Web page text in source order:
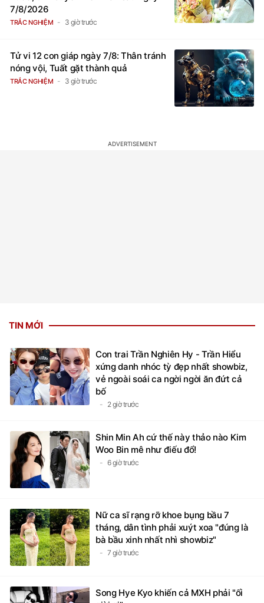
TRẮC NGHIỆM 3 giờ trước
vẻ ngoài soái ca ngời ngời ăn đứt cả
bố
2 giờ trước
6 giờ trước
bà bầu xinh nhất nhì showbiz"
7 giờ trước
8 giờ trước